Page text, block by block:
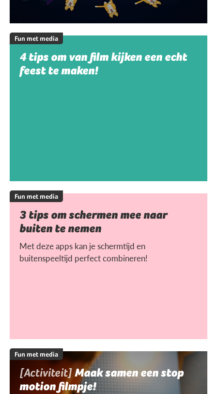
Fun met media
4 tips om van film kijken een echt
feest te maken!
Fun met media
3 tips om schermen mee naar
buiten te nemen
Met deze apps kan je schermtijd en
buitenspeeltijd perfect combineren!
Fun met media
[Activiteit]Maak samen een stop
motion filmpje!